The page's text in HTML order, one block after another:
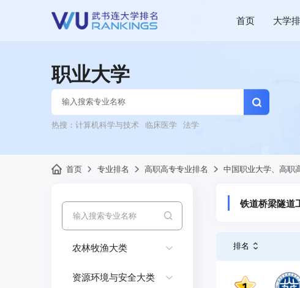
首页 大学
职业大学
热搜： 计算机科学与技术 临床医学 法学
首页 专业排名 高职高专专业排名 中国职业大学、高职
农林牧渔大类
资源环境与安全大类
铁道桥梁隧道
排名